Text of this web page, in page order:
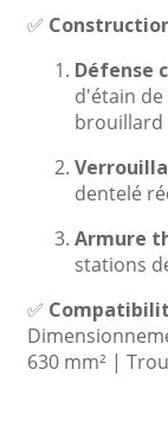
✅
Défense
d'étain de
brouillard
dentelé
Armure
stations
✅
630 mm² |